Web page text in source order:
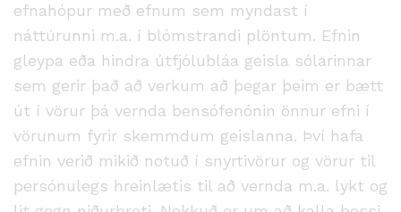
efnahópur með efnum sem myndast í
náttúrunni m.a. í blómstrandi plöntum. Efnin
gleypa eða hindra útfjólubláa geisla sólarinnar
sem gerir það að verkum að þegar þeim er bætt
út í vörur þá vernda bensófenónin önnur efni í
vörunum fyrir skemmdum geislanna. Því hafa
efnin verið mikið notuð í snyrtivörur og vörur til
persónulegs hreinlætis til að vernda m.a. lykt og